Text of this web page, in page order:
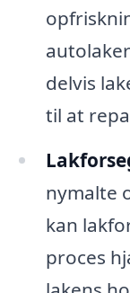
delvis
til at
nymalte
kan
proces